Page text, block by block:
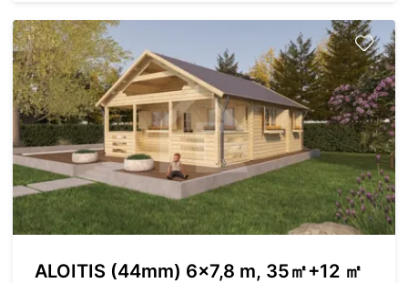
ALOITIS (44mm) 6×7,8 m, 35㎡+12 ㎡